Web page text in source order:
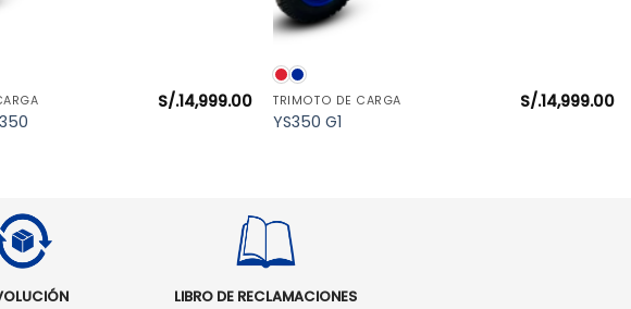
S/.14,999.00 TRIMOTO DE CARGA
YS350 G1
S/.14,999.00
LIBRO DE RECLAMACIONES